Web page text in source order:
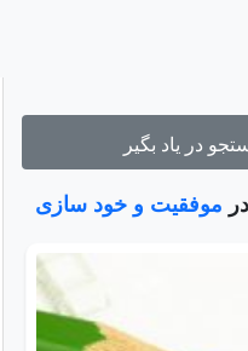
در یاد بگیر
موفقیت و خود سازی